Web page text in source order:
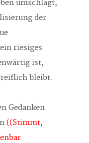
umschlägt,
der
riesiges
ist,
bleibt.
Gedanken
((Stimmt,